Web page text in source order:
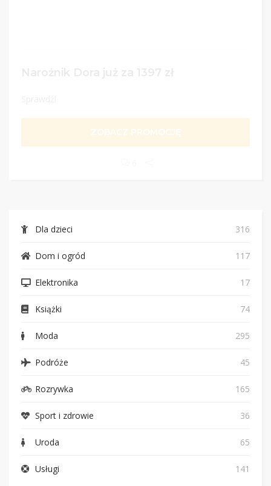
ZOBACZ PROMOCJĘ
Dla dzieci 316
Dom i ogród 117
Elektronika 17
Książki 74
Moda 295
Podróże 45
Rozrywka 165
Sport i zdrowie 36
Uroda 65
Usługi 141